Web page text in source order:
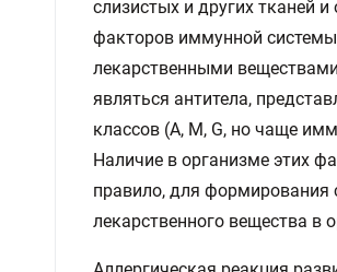
слизистых и других тканей
факторов иммунной
лекарственными
являться антитела,
классов (А, М, G, но чаще
Наличие в организме этих
правило, для формирования
лекарственного вещества в